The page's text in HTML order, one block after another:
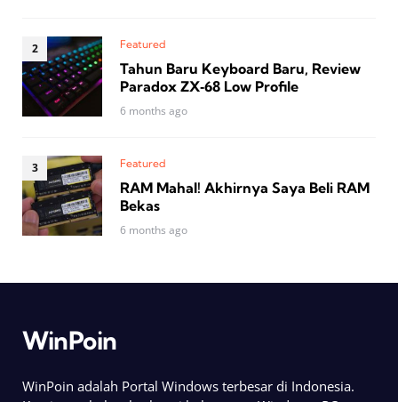
Featured
Tahun Baru Keyboard Baru, Review
Paradox ZX‑68 Low Profile
6 months ago
Featured
RAM Mahal! Akhirnya Saya Beli RAM
Bekas
6 months ago
WinPoin
WinPoin adalah Portal Windows terbesar di Indonesia.